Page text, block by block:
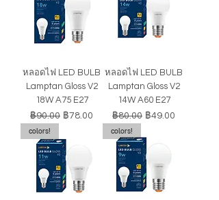
หลอดไฟ LED BULB
Lamptan Gloss V2
18W A75 E27
ราคาปกติ
฿90.00 ราคาขายลด
฿78.00
หลอดไฟ LED BULB
Lamptan Gloss V2
14W A60 E27
ราคาปกติ
฿80.00 ราคาขายลด
฿49.00
colors!
colors!